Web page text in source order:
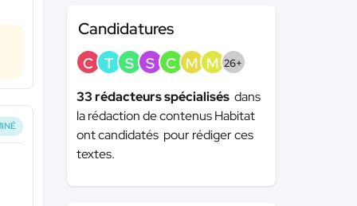
Candidatures
C T S S C M M 26+
33 rédacteurs spécialisés dans
la rédaction de contenus Habitat
ont candidatés pour rédiger ces
textes.